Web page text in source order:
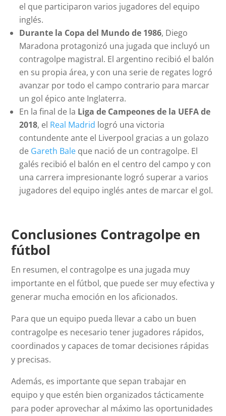
el que participaron varios jugadores del equipo
inglés.
Durante la Copa del Mundo de 1986, Diego
Maradona protagonizó una jugada que incluyó un
contragolpe magistral. El argentino recibió el balón
en su propia área, y con una serie de regates logró
avanzar por todo el campo contrario para marcar
un gol épico ante Inglaterra.
En la final de la Liga de Campeones de la UEFA de
2018, el Real Madrid logró una victoria
contundente ante el Liverpool gracias a un golazo
de Gareth Bale que nació de un contragolpe. El
galés recibió el balón en el centro del campo y con
una carrera impresionante logró superar a varios
jugadores del equipo inglés antes de marcar el gol.
Conclusiones Contragolpe en
fútbol
En resumen, el contragolpe es una jugada muy
importante en el fútbol, que puede ser muy efectiva y
generar mucha emoción en los aficionados.
Para que un equipo pueda llevar a cabo un buen
contragolpe es necesario tener jugadores rápidos,
coordinados y capaces de tomar decisiones rápidas
y precisas.
Además, es importante que sepan trabajar en
equipo y que estén bien organizados tácticamente
para poder aprovechar al máximo las oportunidades